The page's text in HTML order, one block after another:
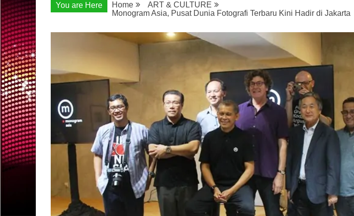
You are Here Home
ART & CULTURE
Monogram Asia, Pusat Dunia Fotografi Terbaru Kini Hadir di Jakarta